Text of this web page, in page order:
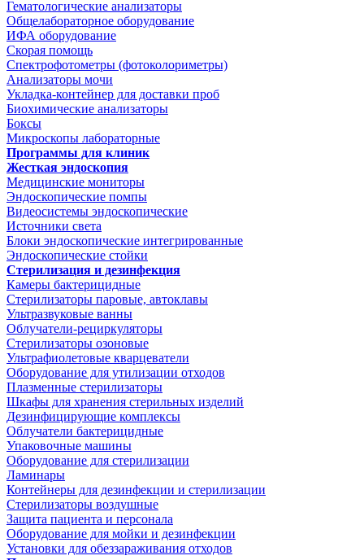
Гематологические анализаторы
Общелабораторное оборудование
ИФА оборудование
Скорая помощь
Спектрофотометры (фотоколориметры)
Анализаторы мочи
Укладка-контейнер для доставки проб
Биохимические анализаторы
Боксы
Микроскопы лабораторные
Программы для клиник
Жесткая эндоскопия
Медицинские мониторы
Эндоскопические помпы
Видеосистемы эндоскопические
Источники света
Блоки эндоскопические интегрированные
Эндоскопические стойки
Стерилизация и дезинфекция
Камеры бактерицидные
Стерилизаторы паровые, автоклавы
Ультразвуковые ванны
Облучатели-рециркуляторы
Стерилизаторы озоновые
Ультрафиолетовые кварцеватели
Оборудование для утилизации отходов
Плазменные стерилизаторы
Шкафы для хранения стерильных изделий
Дезинфицирующие комплексы
Облучатели бактерицидные
Упаковочные машины
Оборудование для стерилизации
Ламинары
Контейнеры для дезинфекции и стерилизации
Стерилизаторы воздушные
Защита пациента и персонала
Оборудование для мойки и дезинфекции
Установки для обеззараживания отходов